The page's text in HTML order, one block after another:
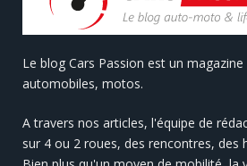
Le blog Cars Passion est un
automobiles, motos.
A travers nos articles, l'équipe de
sur 4 ou 2 roues, des rencontres, des